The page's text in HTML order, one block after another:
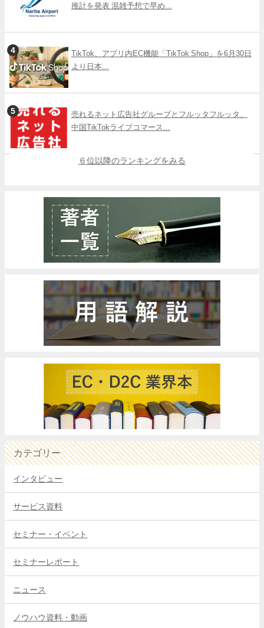
推計を発表 混雑予想で早め...
TikTok、アプリ内EC機能「TikTok Shop」を6月30日
より日本...
売れるネット広告社グループとフルッタフルッタ、
中国TikTokライブコマース...
６位以降のランキングをみる
カテゴリー
インタビュー
サービス資料
セミナー・イベント
セミナーレポート
ニュース
ノウハウ資料・動画